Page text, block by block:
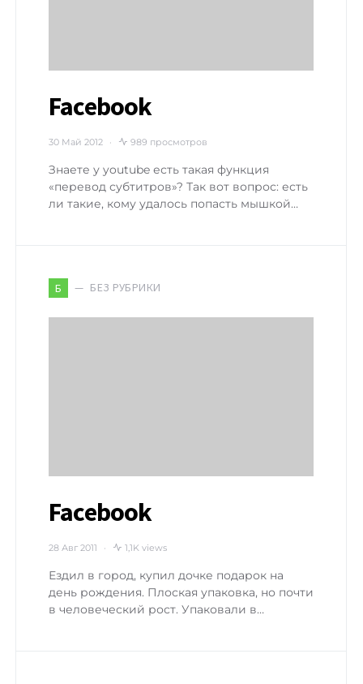
Facebook
30 Май 2012 989 просмотров
Знаете у youtube есть такая функция
«перевод субтитров»? Так вот вопрос: есть
ли такие, кому удалось попасть мышкой…
Б БЕЗ РУБРИКИ
Facebook
28 Авг 2011 1,1K views
Ездил в город, купил дочке подарок на
день рождения. Плоская упаковка, но почти
в человеческий рост. Упаковали в…